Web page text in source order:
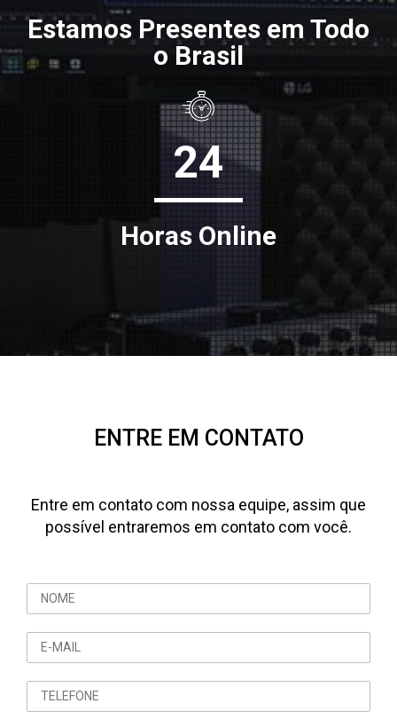
Estamos Presentes em Todo
o Brasil
24
Horas Online
ENTRE EM CONTATO
Entre em contato com nossa equipe, assim que
possível entraremos em contato com você.